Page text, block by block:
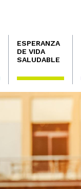
ESPERANZA
DE VIDA
SALUDABLE